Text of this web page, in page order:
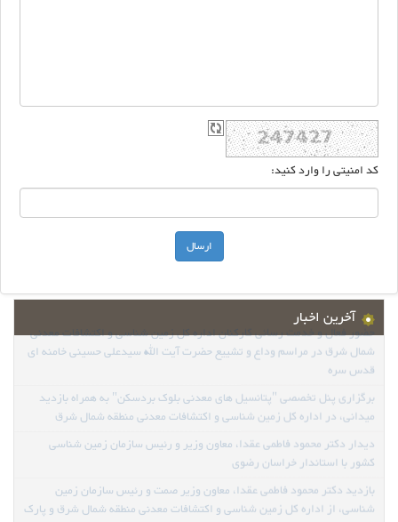
کد امنیتی را وارد کنید:
آخرین اخبار
حضور فعال و خدمت رسانی کارکنان اداره کل زمین شناسی و اکتشافات معدنی
شمال شرق در مراسم وداع و تشییع حضرت آیت الله سیدعلی حسینی خامنه ای
برگزاری پنل تخصصی "پتانسیل های معدنی بلوک بردسکن" به همراه بازدید
دیدار دکتر محمود فاطمی عقدا، معاون وزیر و رئیس سازمان زمین شناسی
بازدید دکتر محمود فاطمی عقدا، معاون وزیر صمت و رئیس سازمان زمین